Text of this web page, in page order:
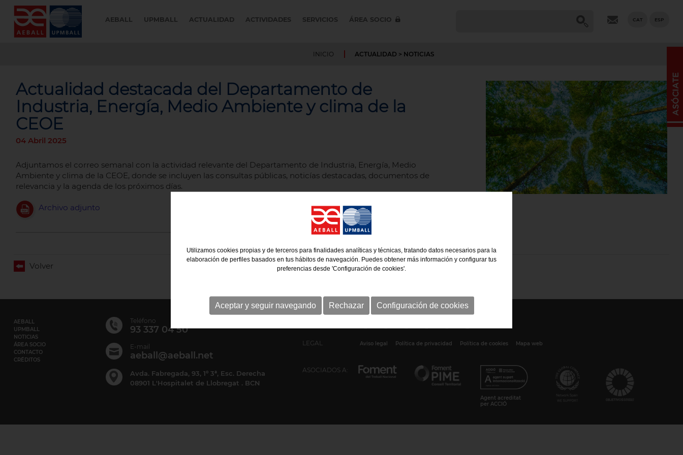
AEBALL UPMBALL ACTUALIDAD ACTIVIDADES SERVICIOS ÁREA SOCIO CAT ESP
INICIO ACTUALIDAD > NOTICIAS
Actualidad destacada del Departamento de
Industria, Energía, Medio Ambiente y clima de la
CEOE
04 Abril 2025
Adjuntamos el correo semanal con la actividad relevante del Departamento de Industria, Energía, Medio
Ambiente y clima de la CEOE, donde se incluyen las consultas públicas, noticías destacadas, documentos de
relevancia y la agenda de los próximos días.
Archivo adjunto
Volver
AEBALL
UPMBALL
NOTICIAS
ÁREA SOCIO
CONTACTO
CRÉDITOS
Teléfono
93 337 04 50
E-mail
aeball@aeball.net
Avda. Fabregada, 93, 1º 3ª, Esc. Derecha
08901 L'Hospitalet de Llobregat . BCN
LEGAL Aviso legal Política de privacidad Política de cookies Mapa web
ASOCIADOS A:
Agent acreditat
per ACCIÓ
Utilizamos cookies propias y de terceros para finalidades analíticas y técnicas, tratando datos necesarios para la
elaboración de perfiles basados en tus hábitos de navegación. Puedes obtener más información y configurar tus
preferencias desde 'Configuración de cookies'.
Aceptar y seguir navegando Rechazar Configuración de cookies